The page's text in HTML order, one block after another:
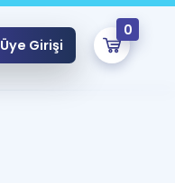
Üye Girişi
0